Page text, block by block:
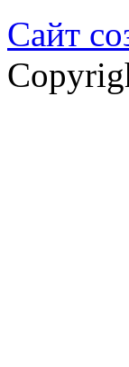
Сайт